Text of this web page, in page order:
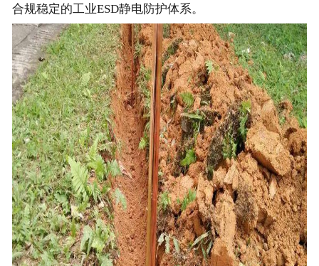
合规稳定的工业ESD静电防护体系。